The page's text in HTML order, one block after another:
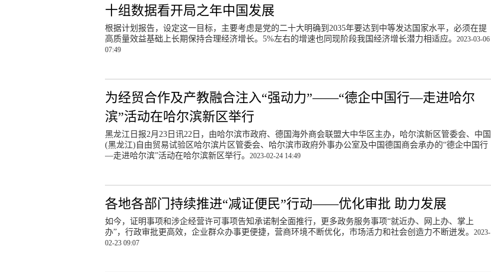
十组数据看开局之年中国发展
根据计划报告，设定这一目标，主要考虑是党的二十大明确到2035年要达到中等发达国家水平，必须在提
高质量效益基础上长期保持合理经济增长。5%左右的增速也同现阶段我国经济增长潜力相适应。 2023-03-06
07:49
为经贸合作及产教融合注入“强动力”——“德企中国行—走进哈尔
滨”活动在哈尔滨新区举行
黑龙江日报2月23日讯22日，由哈尔滨市政府、德国海外商会联盟大中华区主办，哈尔滨新区管委会、中国
(黑龙江)自由贸易试验区哈尔滨片区管委会、哈尔滨市政府外事办公室及中国德国商会承办的“德企中国行
—走进哈尔滨”活动在哈尔滨新区举行。 2023-02-24 14:49
各地各部门持续推进“减证便民”行动——优化审批 助力发展
如今，证明事项和涉企经营许可事项告知承诺制全面推行，更多政务服务事项“就近办、网上办、掌上
办”，行政审批更高效，企业群众办事更便捷，营商环境不断优化，市场活力和社会创造力不断迸发。 2023-
02-23 09:07